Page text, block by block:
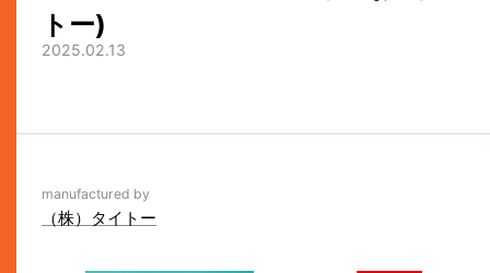
トー)
2025.02.13
manufactured by
（株）タイトー